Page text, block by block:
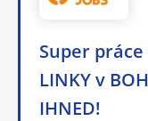
Super práce
LINKY v
IHNED!